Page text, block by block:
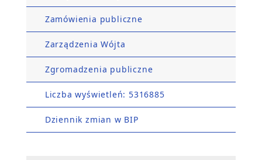
Zamówienia publiczne
Zarządzenia Wójta
Zgromadzenia publiczne
Liczba wyświetleń: 5316885
Dziennik zmian w BIP